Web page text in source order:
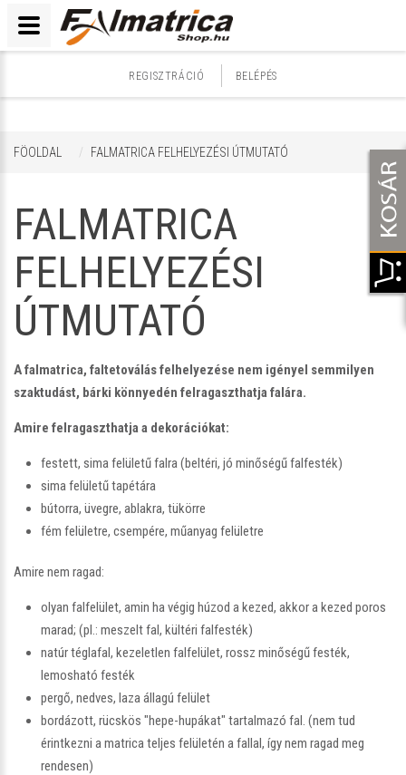
REGISZTRÁCIÓ BELÉPÉS
FÖOLDAL FALMATRICA FELHELYEZÉSI ÚTMUTATÓ
FALMATRICA
FELHELYEZÉSI
ÚTMUTATÓ
A falmatrica, faltetoválás felhelyezése nem igényel semmilyen
szaktudást, bárki könnyedén felragaszthatja falára.
Amire felragaszthatja a dekorációkat:
festett, sima felületű falra (beltéri, jó minőségű falfesték)
sima felületű tapétára
bútorra, üvegre, ablakra, tükörre
fém felületre, csempére, műanyag felületre
Amire nem ragad:
olyan falfelület, amin ha végig húzod a kezed, akkor a kezed poros
marad; (pl.: meszelt fal, kültéri falfesték)
natúr téglafal, kezeletlen falfelület, rossz minőségű festék,
lemosható festék
pergő, nedves, laza állagú felület
bordázott, rücskös "hepe-hupákat" tartalmazó fal. (nem tud
érintkezni a matrica teljes felületén a fallal, így nem ragad meg
rendesen)